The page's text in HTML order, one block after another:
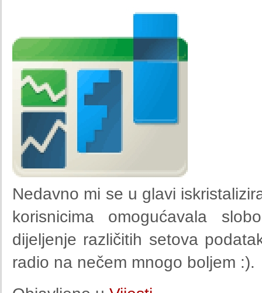
Nedavno mi se u glavi
korisnicima omogućavala
dijeljenje različitih setova
radio na nečem mnogo boljem :).